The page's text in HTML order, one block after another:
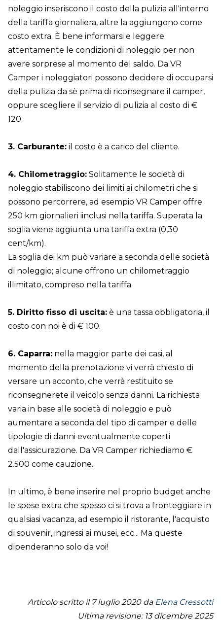
noleggio inseriscono il costo della pulizia all'interno
della tariffa giornaliera, altre la aggiungono come
costo extra. È bene informarsi e leggere
attentamente le condizioni di noleggio per non
avere sorprese al momento del saldo. Da VR
Camper i noleggiatori possono decidere di occuparsi
della pulizia da sè prima di riconsegnare il camper,
oppure scegliere il servizio di pulizia al costo di €
120.
3. Carburante: il costo è a carico del cliente.
4. Chilometraggio: Solitamente le società di
noleggio stabiliscono dei limiti ai chilometri che si
possono percorrere, ad esempio VR Camper offre
250 km giornalieri iinclusi nella tariffa. Superata la
soglia viene aggiunta una tariffa extra (0,30
cent/km).
La soglia dei km può variare a seconda delle società
di noleggio; alcune offrono un chilometraggio
illimitato, compreso nella tariffa.
5. Diritto fisso di uscita: è una tassa obbligatoria, il
costo con noi è di € 100.
6. Caparra: nella maggior parte dei casi, al
momento della prenotazione vi verrà chiesto di
versare un acconto, che verrà restituito se
riconsegnerete il veicolo senza danni. La richiesta
varia in base alle società di noleggio e può
aumentare a seconda del tipo di camper e delle
tipologie di danni eventualmente coperti
dall'assicurazione. Da VR Camper richiediamo €
2.500 come cauzione.
In ultimo, è bene inserire nel proprio budget anche
le spese extra che spesso ci si trova a fronteggiare in
qualsiasi vacanza, ad esempio il ristorante, l'acquisto
di souvenir, ingressi ai musei, ecc... Ma queste
dipenderanno solo da voi!
Articolo scritto il 7 luglio 2020 da Elena Cressotti
Ultima revisione: 13 dicembre 2025